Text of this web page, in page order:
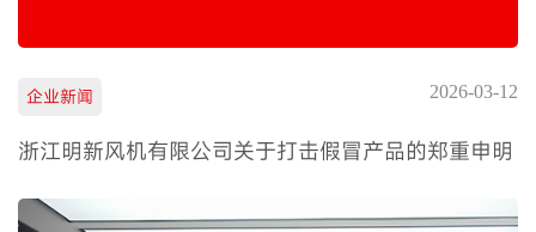
企业新闻 2026-03-12
浙江明新风机有限公司关于打击假冒产品的郑重申明